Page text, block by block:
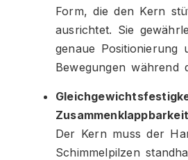
Form, die den Kern
ausrichtet. Sie
genaue Positionierung
Bewegungen während
Zusammenklappbarkeit
Der Kern muss der
Schimmelpilzen